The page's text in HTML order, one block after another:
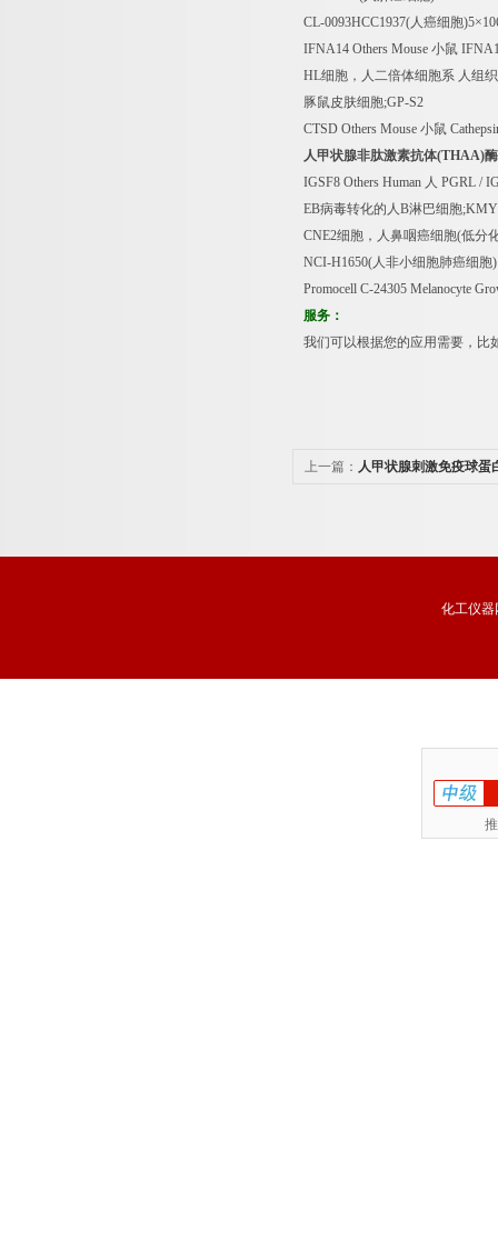
CL-0093HCC1937(人癌细胞)5×
IFNA14 Others Mouse 小鼠
HL细胞，人二倍体细胞系 人组
豚鼠皮肤细胞;GP-S2
CTSD Others Mouse 小鼠
人甲状腺非肽激素抗体(THAA)
IGSF8 Others Human 人 PGRL /
EB病毒转化的人B淋巴细胞
CNE2细胞，人鼻咽癌细胞(低分
NCI-H1650(人非小细胞肺癌细胞
Promocell C-24305 Melanocyte
服务：
我们可以根据您的应用需要，比
上一篇： 人甲状腺刺激免疫球蛋
化工仪器